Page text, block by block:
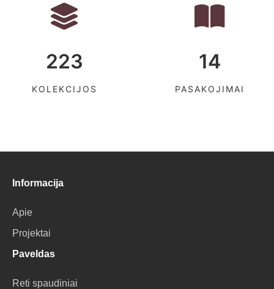
223
KOLEKCIJOS
14
PASAKOJIMAI
Informacija
Apie
Projektai
Paveldas
Reti spaudiniai